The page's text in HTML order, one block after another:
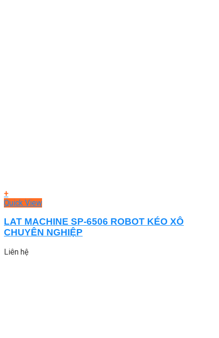
+
Quick View
LAT MACHINE SP-6506 ROBOT KÉO XÔ
CHUYÊN NGHIỆP
Liên hệ